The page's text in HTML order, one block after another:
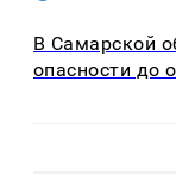
В Самарской
опасности до